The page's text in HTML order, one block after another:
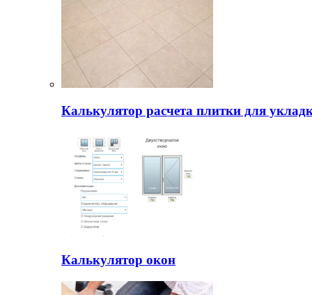
Калькулятор расчета плитки для
Калькулятор окон